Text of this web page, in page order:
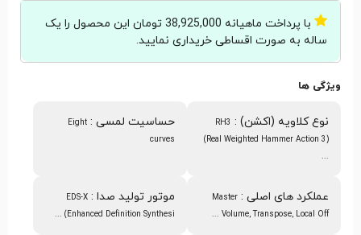
با پرداخت ماهیانه 38,925,000 تومان این محصول را یک
ساله به صورت اقساطی خریداری نمایید.
ویژگی ها
نوع کلاویه (اکشن) :
RH3
(Real Weighted Hammer Action 3)
...
حساسیت لمسی :
Eight
curves
عملکرد های اصلی :
Master
Volume, Transpose, Local Off ...
موتور تولید صدا :
EDS-X
(Enhanced Definition Synthesi ...